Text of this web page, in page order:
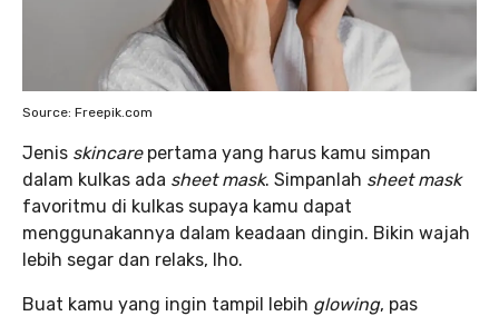
Source: Freepik.com
Jenis skincare pertama yang harus kamu simpan
dalam kulkas ada sheet mask. Simpanlah sheet mask
favoritmu di kulkas supaya kamu dapat
menggunakannya dalam keadaan dingin. Bikin wajah
lebih segar dan relaks, lho.
Buat kamu yang ingin tampil lebih glowing, pas